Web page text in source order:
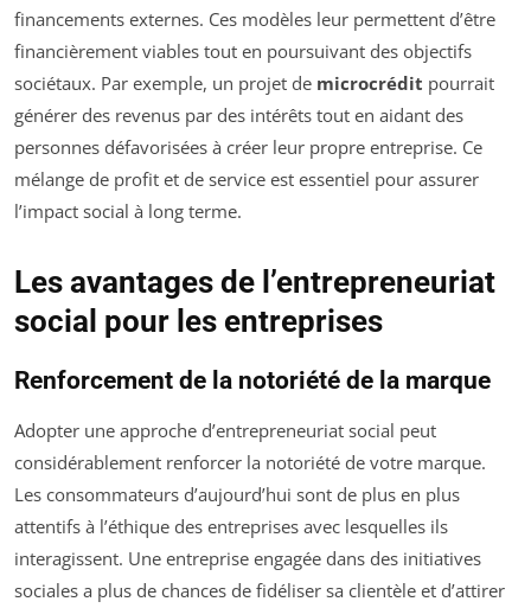
financements externes. Ces modèles leur permettent d’être
financièrement viables tout en poursuivant des objectifs
sociétaux. Par exemple, un projet de microcrédit pourrait
générer des revenus par des intérêts tout en aidant des
personnes défavorisées à créer leur propre entreprise. Ce
mélange de profit et de service est essentiel pour assurer
l’impact social à long terme.
Les avantages de l’entrepreneuriat
social pour les entreprises
Renforcement de la notoriété de la marque
Adopter une approche d’entrepreneuriat social peut
considérablement renforcer la notoriété de votre marque.
Les consommateurs d’aujourd’hui sont de plus en plus
attentifs à l’éthique des entreprises avec lesquelles ils
interagissent. Une entreprise engagée dans des initiatives
sociales a plus de chances de fidéliser sa clientèle et d’attirer